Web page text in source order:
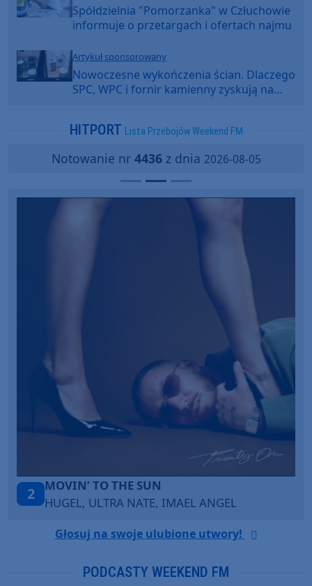
Spółdzielnia "Pomorzanka" w Człuchowie
informuje o przetargach i ofertach najmu
Artykuł sponsorowany
Nowoczesne wykończenia ścian. Dlaczego
SPC, WPC i fornir kamienny zyskują na
HITPORT Lista Przebojów Weekend FM
Notowanie nr 4436z dnia 2026-08-05
3
TAŃCZ!
BLETKA
Głosuj na swoje ulubione utwory!
PODCASTY WEEKEND FM